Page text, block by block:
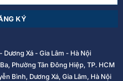
Xá - Gia Lâm - Hà Nội
Phường Tân Đông Hiệp, TP. HCM
Bình, Dương Xá, Gia Lâm, Hà Nội